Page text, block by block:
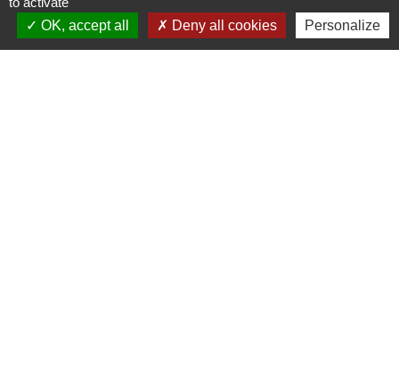
Contacts
Commune de Saint-Pierre-lès-Nemours
OK, accept all
Deny all cookies Personalize